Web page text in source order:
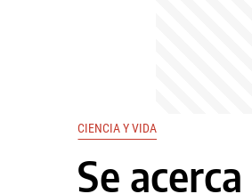
CIENCIA Y VIDA
Se